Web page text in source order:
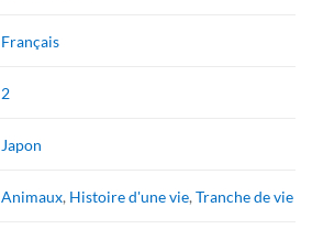
Français
2
Japon
Animaux, Histoire d'une vie,Tranche de vie